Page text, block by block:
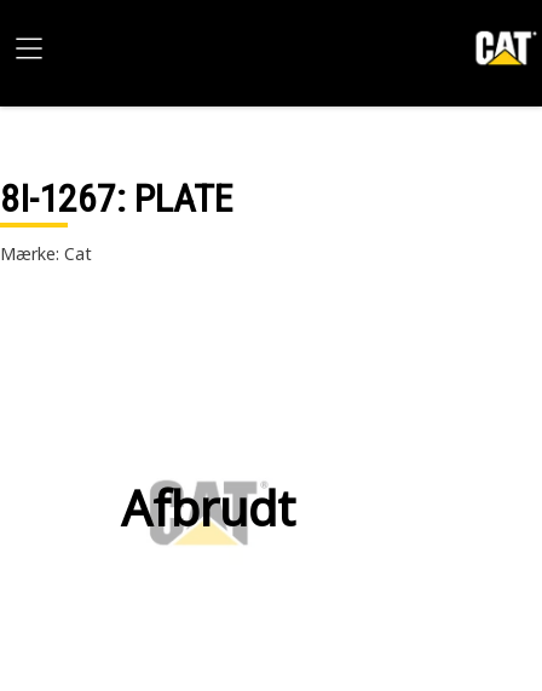
8I-1267: PLATE
Mærke: Cat
Afbrudt